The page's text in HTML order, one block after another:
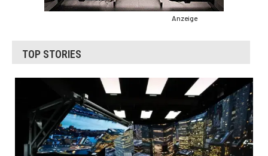
Anzeige
TOP STORIES